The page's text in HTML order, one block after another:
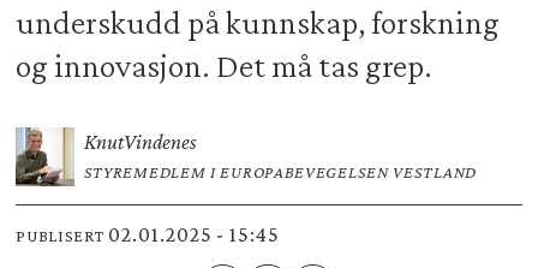
underskudd på kunnskap, forskning
og innovasjon. Det må tas grep.
KnutVindenes
STYREMEDLEM I EUROPABEVEGELSEN VESTLAND
PUBLISERT 02.01.2025 - 15:45